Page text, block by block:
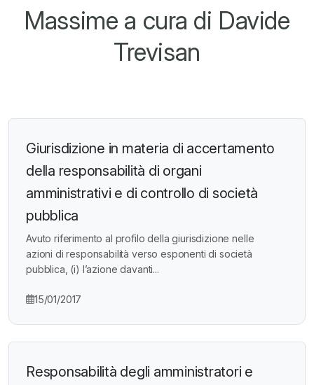
Massime a cura di Davide
Trevisan
Giurisdizione in materia di accertamento
della responsabilità di organi
amministrativi e di controllo di società
pubblica
Avuto riferimento al profilo della giurisdizione nelle
azioni di responsabilità verso esponenti di società
pubblica, (i) l’azione davanti...
15/01/2017
Responsabilità degli amministratori e